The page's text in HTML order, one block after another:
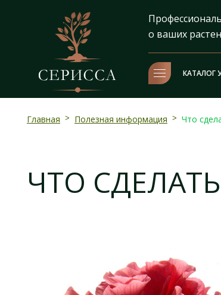
о ваших
КАТАЛОГ
Главная > Полезная информация > Что
ЧТО